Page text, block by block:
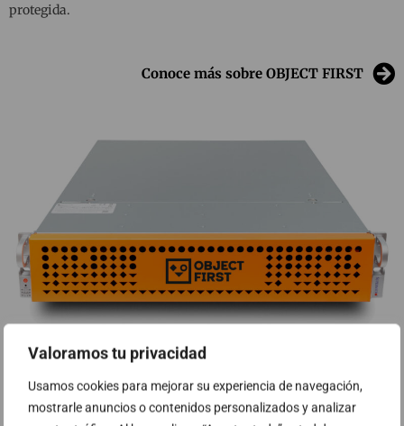
Valoramos tu privacidad
Usamos cookies para mejorar su experiencia de navegación,
mostrarle anuncios o contenidos personalizados y analizar
protegida.
Conoce más sobre OBJECT FIRST